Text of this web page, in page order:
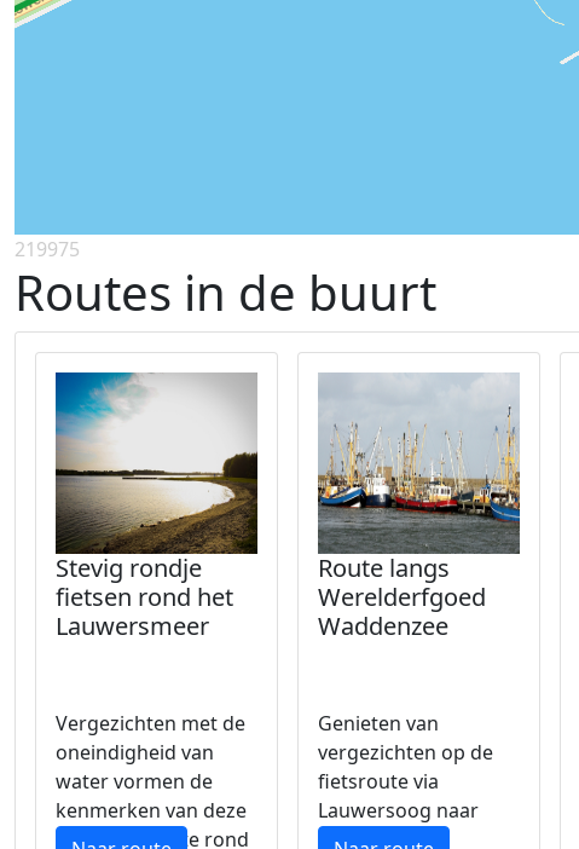
219975
Routes in de buurt
Stevig rondje
fietsen rond het
Lauwersmeer
Vergezichten met de
oneindigheid van
water vormen de
kenmerken van deze
prachtige route rond
Route langs
Werelderfgoed
Waddenzee
Genieten van
vergezichten op de
fietsroute via
Lauwersoog naar
Friesland.